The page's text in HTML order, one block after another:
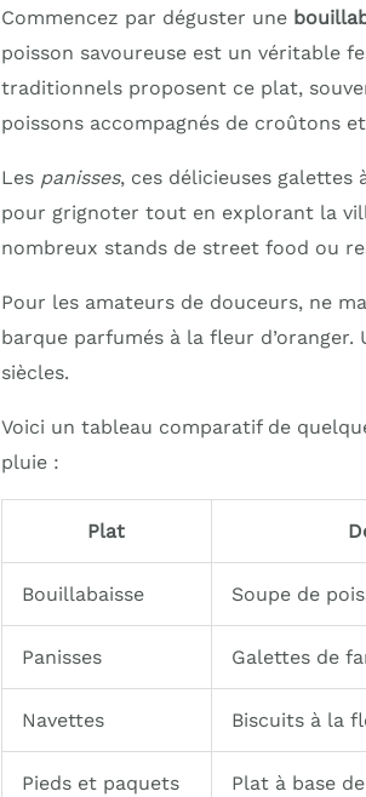
Commencez par déguster une
poisson savoureuse est un véritable
traditionnels proposent ce plat,
poissons accompagnés de croûtons
Les panisses, ces délicieuses galettes
pour grignoter tout en explorant la
nombreux stands de street food ou
Pour les amateurs de douceurs, ne
barque parfumés à la fleur
siècles.
Voici un tableau comparatif de
pluie :
Plat
Bouillabaisse Soupe de
Panisses Galettes de
Navettes Biscuits à la
Pieds et paquets Plat à base